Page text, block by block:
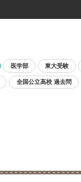
医学部 東大受験
全国公立高校 過去問